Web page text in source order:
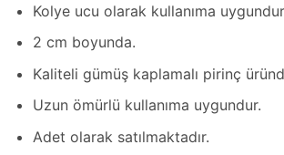
Kolye ucu olarak kullanıma
2 cm boyunda.
Kaliteli gümüş kaplamalı pirinç
Uzun ömürlü kullanıma uygundur.
Adet olarak satılmaktadır.